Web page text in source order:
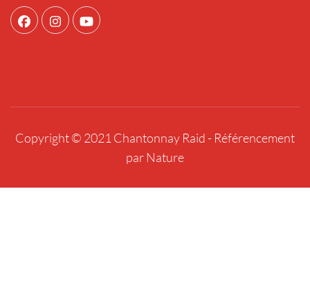
Copyright © 2021 Chantonnay Raid - Référencement
par Nature